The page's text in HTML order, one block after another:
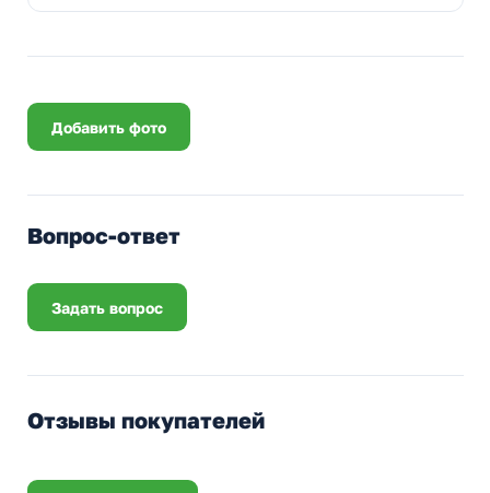
Добавить фото
Вопрос-ответ
Задать вопрос
Отзывы покупателей